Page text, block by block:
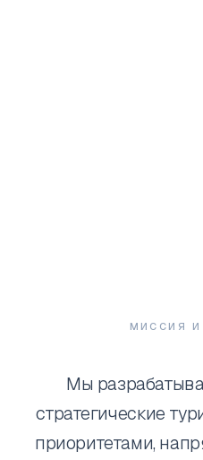
Миссия и видениеМИССИЯ И
Мы
стратегические
приоритетами,